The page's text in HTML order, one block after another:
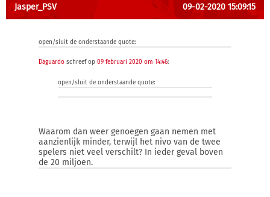
Jasper_PSV 09-02-2020 15:09:15
open/sluit de onderstaande quote:
Daguardo schreef op 09 februari 2020 om 14:46:
open/sluit de onderstaande quote:
Waarom dan weer genoegen gaan nemen met
aanzienlijk minder, terwijl het nivo van de twee
spelers niet veel verschilt? In ieder geval boven
de 20 miljoen.